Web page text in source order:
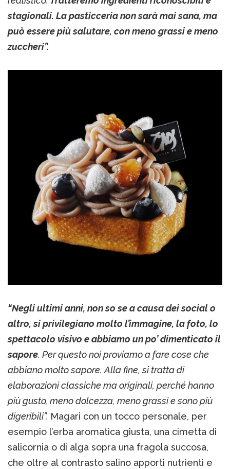
stagionali. La pasticceria non sarà mai sana, ma
può essere più salutare, con meno grassi e meno
zuccheri”.
“Negli ultimi anni, non so se a causa dei social o
altro, si privilegiano molto l’immagine, la foto, lo
spettacolo visivo e abbiamo un po’ dimenticato il
sapore. Per questo noi proviamo a fare cose che
abbiano molto sapore. Alla fine, si tratta di
elaborazioni classiche ma originali, perché hanno
più gusto, meno dolcezza, meno grassi e sono più
digeribili”. Magari con un tocco personale, per
esempio l’erba aromatica giusta, una cimetta di
salicornia o di alga sopra una fragola succosa,
che oltre al contrasto salino apporti nutrienti e